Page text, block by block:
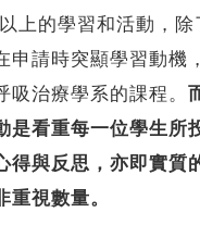
上的學習和活動，除
申請時突顯學習動機
吸治療學系的課程。
是看重每一位學生所
得與反思，亦即實質
重視數量。